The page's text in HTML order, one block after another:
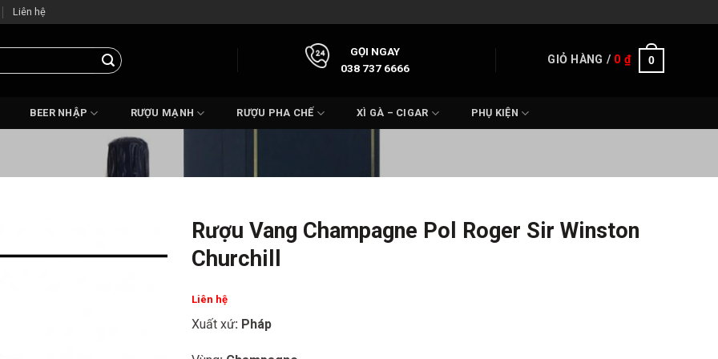
Liên hệ
GỌI NGAY
038 737 6666
GIỎ HÀNG / 0₫ 0
BEER NHẬP RƯỢU MẠNH RƯỢU PHA CHẾ XÌ GÀ – CIGAR PHỤ KIỆN
Rượu Vang Champagne Pol Roger Sir Winston
Churchill
Liên hệ
Xuất xứ: Pháp